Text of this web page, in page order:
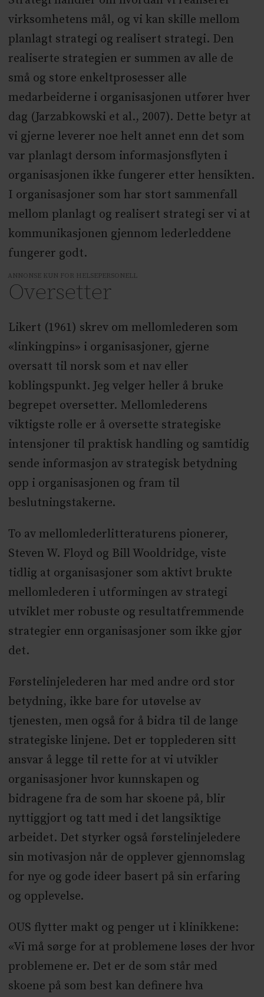
virksomhetens mål, og vi kan skille mellom
planlagt strategi og realisert strategi. Den
realiserte strategien er summen av alle de
små og store enkeltprosesser alle
medarbeiderne i organisasjonen utfører hver
dag (Jarzabkowski et al., 2007). Dette betyr at
vi gjerne leverer noe helt annet enn det som
var planlagt dersom informasjonsflyten i
organisasjonen ikke fungerer etter hensikten.
I organisasjoner som har stort sammenfall
mellom planlagt og realisert strategi ser vi at
kommunikasjonen gjennom lederleddene
fungerer godt.
ANNONSE KUN FOR HELSEPERSONELL
Oversetter
Likert (1961) skrev om mellomlederen som
«linkingpins» i organisasjoner, gjerne
oversatt til norsk som et nav eller
koblingspunkt. Jeg velger heller å bruke
begrepet oversetter. Mellomlederens
viktigste rolle er å oversette strategiske
intensjoner til praktisk handling og samtidig
sende informasjon av strategisk betydning
opp i organisasjonen og fram til
beslutningstakerne.
To av mellomlederlitteraturens pionerer,
Steven W. Floyd og Bill Wooldridge, viste
tidlig at organisasjoner som aktivt brukte
mellomlederen i utformingen av strategi
utviklet mer robuste og resultatfremmende
strategier enn organisasjoner som ikke gjør
det.
Førstelinjelederen har med andre ord stor
betydning, ikke bare for utøvelse av
tjenesten, men også for å bidra til de lange
strategiske linjene. Det er topplederen sitt
ansvar å legge til rette for at vi utvikler
organisasjoner hvor kunnskapen og
bidragene fra de som har skoene på, blir
nyttiggjort og tatt med i det langsiktige
arbeidet. Det styrker også førstelinjeledere
sin motivasjon når de opplever gjennomslag
for nye og gode ideer basert på sin erfaring
og opplevelse.
OUS flytter makt og penger ut i klinikkene:
«Vi må sørge for at problemene løses der hvor
problemene er. Det er de som står med
skoene på som best kan definere hva